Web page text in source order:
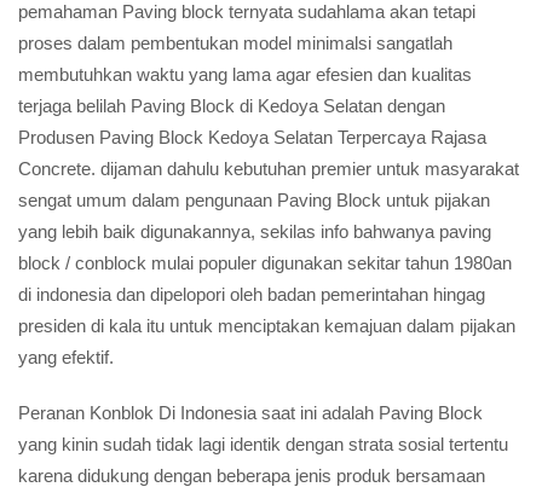
pemahaman Paving block ternyata sudahlama akan tetapi
proses dalam pembentukan model minimalsi sangatlah
membutuhkan waktu yang lama agar efesien dan kualitas
terjaga belilah Paving Block di Kedoya Selatan dengan
Produsen Paving Block Kedoya Selatan Terpercaya Rajasa
Concrete. dijaman dahulu kebutuhan premier untuk masyarakat
sengat umum dalam pengunaan Paving Block untuk pijakan
yang lebih baik digunakannya, sekilas info bahwanya paving
block / conblock mulai populer digunakan sekitar tahun 1980an
di indonesia dan dipelopori oleh badan pemerintahan hingag
presiden di kala itu untuk menciptakan kemajuan dalam pijakan
yang efektif.
Peranan Konblok Di Indonesia saat ini adalah Paving Block
yang kinin sudah tidak lagi identik dengan strata sosial tertentu
karena didukung dengan beberapa jenis produk bersamaan